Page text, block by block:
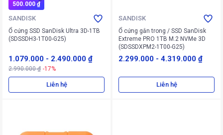
500.000 ₫
SANDISK
Ổ cứng SSD SanDisk Ultra 3D-1TB
(SDSSDH3-1T00-G25)
1.079.000 - 2.490.000 ₫
2.990.000 ₫ -17%
Liên hệ
SANDISK
Ổ cứng gắn trong / SSD SanDisk
Extreme PRO 1TB M.2 NVMe 3D
(SDSSDXPM2-1T00-G25)
2.299.000 - 4.319.000 ₫
Liên hệ